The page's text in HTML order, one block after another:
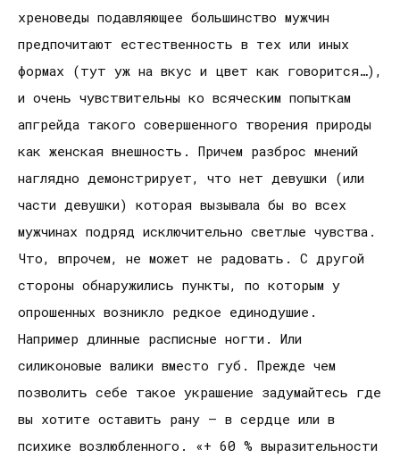
хреноведы подавляющее большинство мужчин
предпочитают естественность в тех или иных
формах (тут уж на вкус и цвет как говорится…),
и очень чувствительны ко всяческим попыткам
апгрейда такого совершенного творения природы
как женская внешность. Причем разброс мнений
наглядно демонстрирует, что нет девушки (или
части девушки) которая вызывала бы во всех
мужчинах подряд исключительно светлые чувства.
Что, впрочем, не может не радовать. С другой
стороны обнаружились пункты, по которым у
опрошенных возникло редкое единодушие.
Например длинные расписные ногти. Или
силиконовые валики вместо губ. Прежде чем
позволить себе такое украшение задумайтесь где
вы хотите оставить рану – в сердце или в
психике возлюбленного. «+ 60 % выразительности